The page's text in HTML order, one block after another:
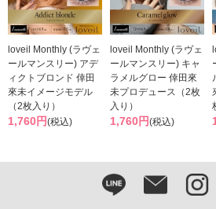
loveil Monthly (ラヴェ
ールマンスリー) アデ
ィクトブロンド 倖田
來未イメージモデル
（2枚入り）
1,760円(税込)
loveil Monthly (ラヴェ
ールマンスリー) キャ
ラメルグロー 倖田來
未プロデュース（2枚
入り）
1,760円(税込)